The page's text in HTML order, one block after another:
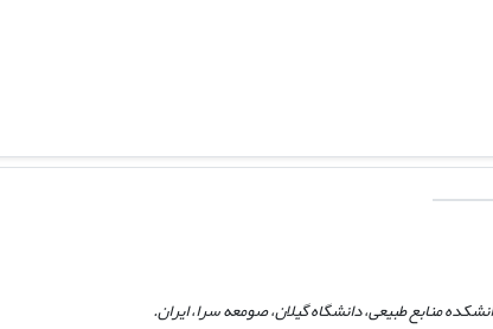
منابع طبیعی، دانشگاه گیلان، صومعه سرا، ایران.